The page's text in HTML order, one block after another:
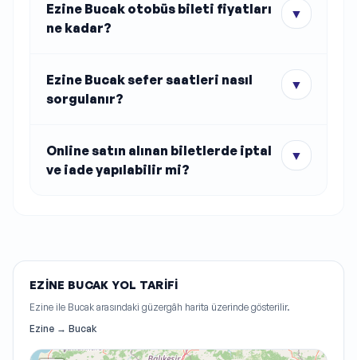
Ezine Bucak otobüs bileti fiyatları
ne kadar?
▼
Ezine Bucak sefer saatleri nasıl
sorgulanır?
▼
Online satın alınan biletlerde iptal
ve iade yapılabilir mi?
▼
EZINE BUCAK YOL TARIFI
Ezine ile Bucak arasındaki güzergâh harita üzerinde gösterilir.
Ezine → Bucak